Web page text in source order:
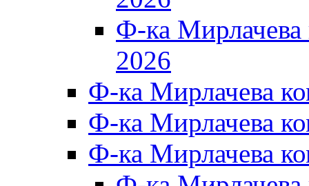
Ф-ка
2026
Ф-ка Мирлачева
Ф-ка Мирлачева
Ф-ка Мирлачева